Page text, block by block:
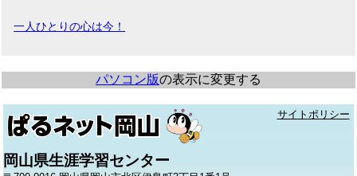
一人ひとりの心は今！
パソコン版の表示に変更する
サイトポリシー
岡山県生涯学習センター